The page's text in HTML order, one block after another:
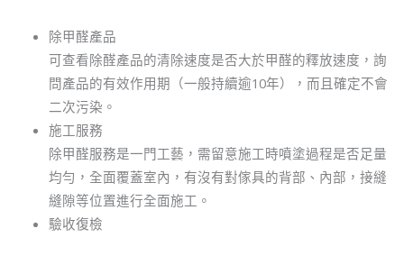
除甲醛產品
可查看除醛產品的清除速度是否大於甲醛的釋放速度，詢
問產品的有效作用期（一般持續逾10年），而且確定不會
二次污染。
施工服務
除甲醛服務是一門工藝，需留意施工時噴塗過程是否足量
均勻，全面覆蓋室內，有沒有對傢具的背部、內部，接縫
縫隙等位置進行全面施工。
驗收復檢